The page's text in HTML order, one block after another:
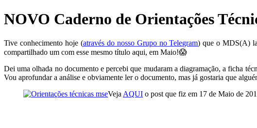
Ir
para
conteúdo
NOVO Caderno de Orientações
Tive conhecimento hoje (através do nosso Grupo no Telegram) que o MDS(A)
compartilhado um com esse mesmo título aqui, em Maio!😱
Dei uma olhada no documento e percebi que mudaram a diagramação, a ficha
Vou aprofundar a análise e obviamente ler o documento, mas já gostaria que
Veja AQUI o post que fiz em 17 de Maio de